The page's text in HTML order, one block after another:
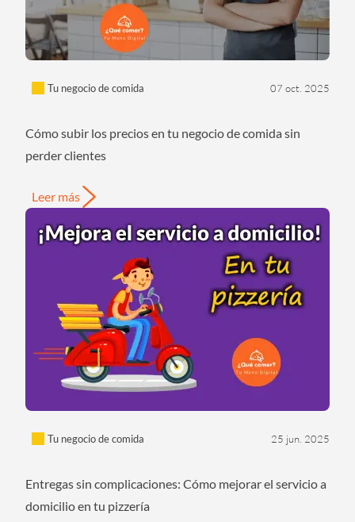
Tu negocio de comida 07 oct. 2025
Cómo subir los precios en tu negocio de comida sin
perder clientes
Leer más
Tu negocio de comida 25 jun. 2025
Entregas sin complicaciones: Cómo mejorar el servicio a
domicilio en tu pizzería